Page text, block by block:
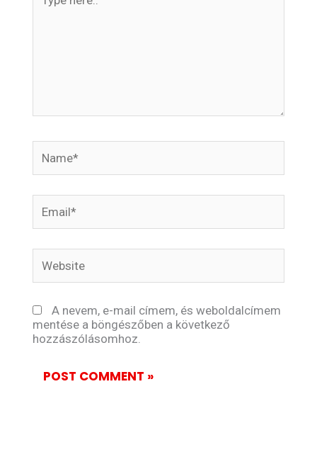
here..
A nevem, e-mail címem, és weboldalcímem
mentése a böngészőben a következő
hozzászólásomhoz.